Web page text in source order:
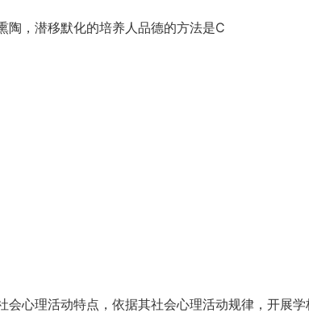
陶，潜移默化的培养人品德的方法是C
心理活动特点，依据其社会心理活动规律，开展学